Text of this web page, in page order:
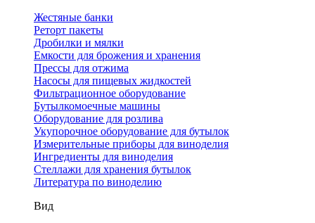
Жестяные банки
Реторт пакеты
Дробилки и мялки
Емкости для брожения и хранения
Прессы для отжима
Насосы для пищевых жидкостей
Фильтрационное оборудование
Бутылкомоечные машины
Оборудование для розлива
Укупорочное оборудование для бутылок
Измерительные приборы для виноделия
Ингредиенты для виноделия
Стеллажи для хранения бутылок
Литература по виноделию
Вид